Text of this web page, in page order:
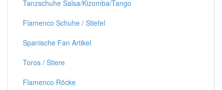
Tanzschuhe Salsa/Kizomba/Tango
Flamenco Schuhe / Stiefel
Spanische Fan Artikel
Toros / Stiere
Flamenco Röcke